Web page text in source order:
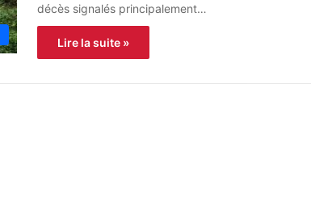
décès signalés principalement…
Lire la suite »